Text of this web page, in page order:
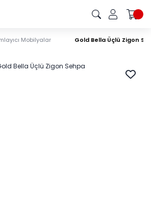
Mobilyalar Gold Bella Üçlü Zigon